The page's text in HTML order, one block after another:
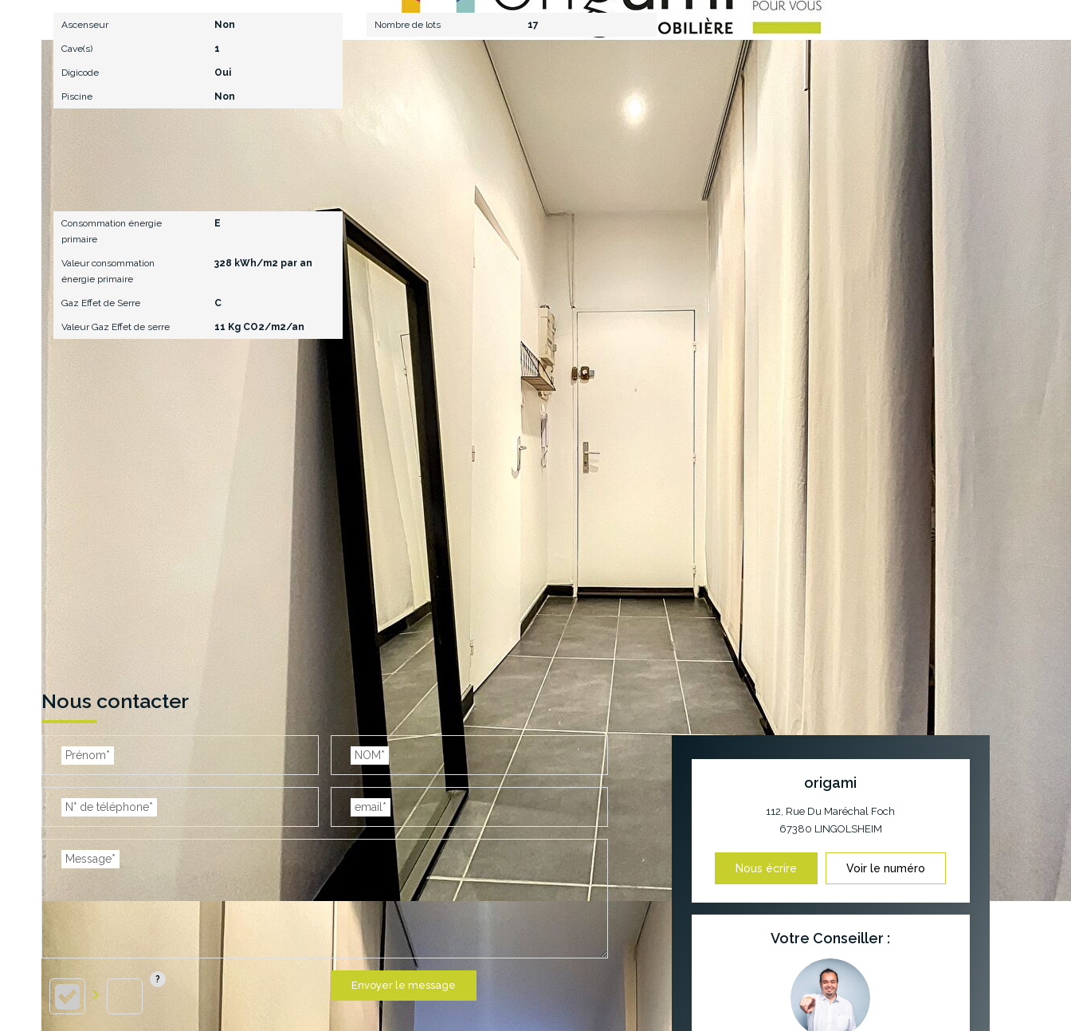
Ascenseur Non
Cave(s) 1
Digicode Oui
Piscine Non
Nombre de lots 17
Consommation énergie
primaire
E
Valeur consommation
énergie primaire
328 kWh/m2 par an
Gaz Effet de Serre C
Valeur Gaz Effet de serre 11 Kg CO2/m2/an
Exp. Sol Commentaires
Chambre 1
Nous contacter
Prénom* NOM*
N° de téléphone* email*
Message*
Envoyer le message
origami
112, Rue Du Maréchal Foch
67380 LINGOLSHEIM
Nous écrire Voir le numéro
Votre Conseiller :